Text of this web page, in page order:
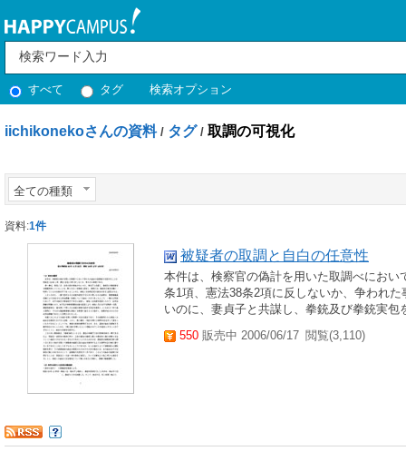
すべて タグ 検索オプション
iichikonekoさんの資料 / タグ / 取調の可視化
全ての種類
資料:1件
被疑者の取調と自白の任意性
本件は、検察官の偽計を用いた取調べにお
条1項、憲法38条2項に反しないか、争われ
いのに、妻貞子と共謀し、拳銃及び拳銃実
550 販売中 2006/06/17 閲覧(3,110)